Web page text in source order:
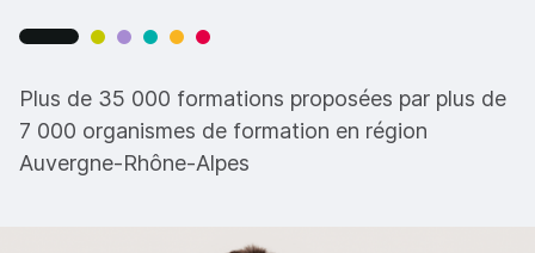
Plus de 35 000 formations proposées par plus de
7 000 organismes de formation en région
Auvergne-Rhône-Alpes